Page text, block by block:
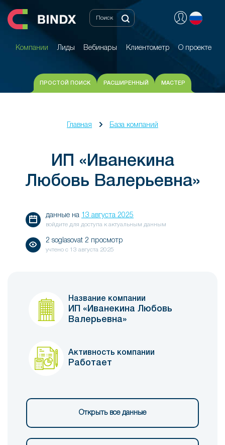
Компании Лиды Вебинары Клиентометр О проекте
Компании Лиды Вебинары Клиентометр О проекте
ПРОСТОЙ ПОИСК РАСШИРЕННЫЙ МАСТЕР
Главная База компаний
ИП «Иванекина
Любовь Валерьевна»
данные на 13 августа 2025
войдите для доступа к актуальным данным
2 soglasovat 2 просмотр
учтено с 13 августа 2025
Название компании
ИП «Иванекина Любовь
Валерьевна»
Активность компании
Работает
Открыть все данные